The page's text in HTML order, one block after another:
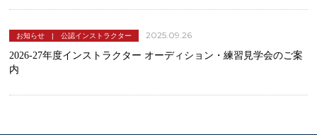
お知らせ | 公認インストラクター
2025.09.26
2026-27年度インストラクター オーディション・練習見学会のご案
内